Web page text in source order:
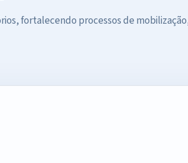
fortalecendo processos de